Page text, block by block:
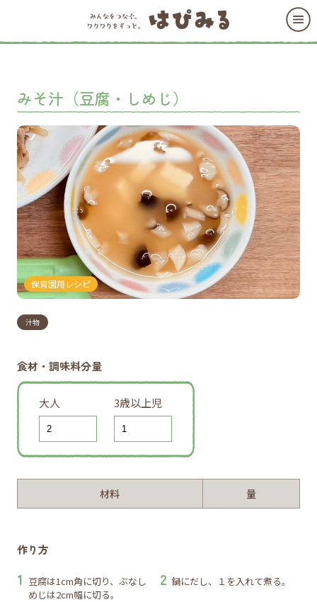
みそ汁（豆腐・しめじ）
保育園用レシピ
汁物
食材・調味料分量
大人 3歳以上児
材料 量
作り方
豆腐は1cm角に切り、ぶなし
めじは2cm幅に切る。
鍋にだし、１を入れて煮る。